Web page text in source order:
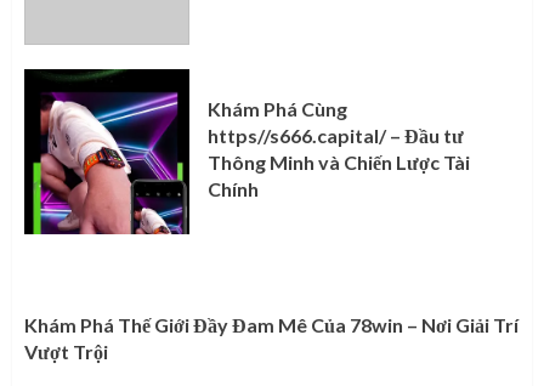
Khám Phá Cùng
https//s666.capital/ – Đầu tư
Thông Minh và Chiến Lược Tài
Chính
Khám Phá Thế Giới Đầy Đam Mê Của 78win – Nơi Giải Trí
Vượt Trội